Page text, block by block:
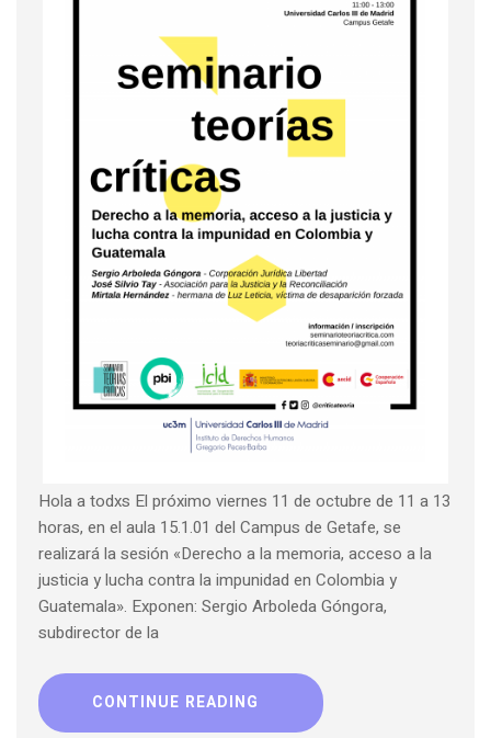
Hola a todxs El próximo viernes 11 de octubre de 11 a 13
horas, en el aula 15.1.01 del Campus de Getafe, se
realizará la sesión «Derecho a la memoria, acceso a la
justicia y lucha contra la impunidad en Colombia y
Guatemala». Exponen: Sergio Arboleda Góngora,
subdirector de la
CONTINUE READING